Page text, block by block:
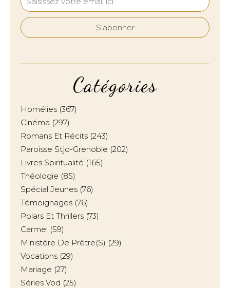
Catégories
Homélies (367)
Cinéma (297)
Romans Et Récits (243)
Paroisse Stjo-Grenoble (202)
Livres Spiritualité (165)
Théologie (85)
Spécial Jeunes (76)
Témoignages (76)
Polars Et Thrillers (73)
Carmel (59)
Ministère De Prêtre(s) (29)
Vocations (29)
Mariage (27)
Séries Vod (25)